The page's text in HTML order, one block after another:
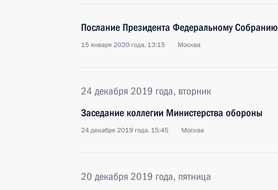
Послание Президента Федеральному Собранию
15 января 2020 года, 13:15 Москва
24 декабря 2019 года, вторник
Заседание коллегии Министерства обороны
24 декабря 2019 года, 15:45 Москва
20 декабря 2019 года, пятница